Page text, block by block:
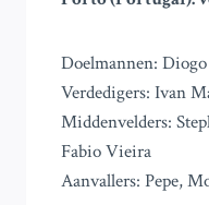
Doelmannen:
Verdedigers: Ivan
Middenvelders:
Fabio Vieira
Aanvallers: Pepe,